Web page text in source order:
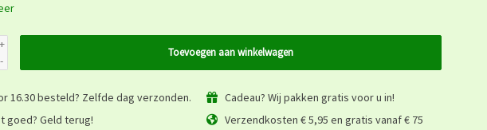
+
-
Toevoegen aan winkelwagen
16.30 besteld? Zelfde dag verzonden.
Cadeau? Wij pakken gratis voor u in!
goed? Geld terug!
Verzendkosten € 5,95 en gratis vanaf € 75